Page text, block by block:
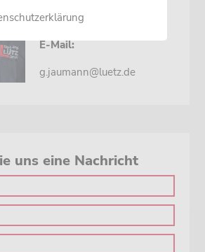
0 22 06 / 95 00 00
E-Mail:
g.jaumann@luetz.de
uns eine Nachricht